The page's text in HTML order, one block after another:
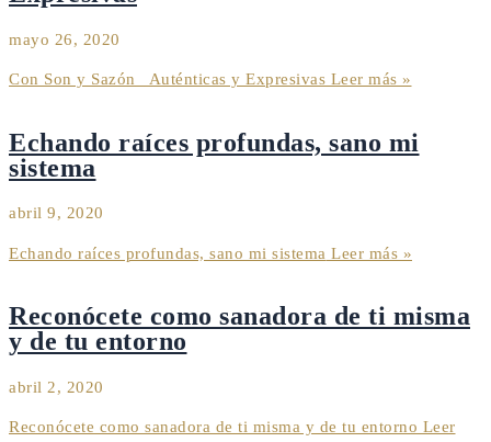
mayo 26, 2020
Con Son y Sazón_ Auténticas y Expresivas Leer más »
Echando raíces profundas, sano mi
sistema
abril 9, 2020
Echando raíces profundas, sano mi sistema Leer más »
Reconócete como sanadora de ti misma
y de tu entorno
abril 2, 2020
Reconócete como sanadora de ti misma y de tu entorno Leer